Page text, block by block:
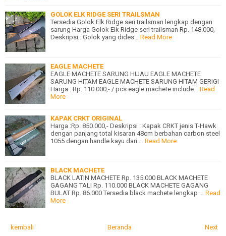
GOLOK ELK RIDGE SERI TRAILSMAN
Tersedia Golok Elk Ridge seri trailsman lengkap dengan
sarung Harga Golok Elk Ridge seri trailsman Rp. 148.000,-
Deskripsi : Golok yang dides… Read More
EAGLE MACHETE
EAGLE MACHETE SARUNG HIJAU EAGLE MACHETE
SARUNG HITAM EAGLE MACHETE SARUNG HITAM GERIGI
Harga : Rp. 110.000,- / pcs eagle machete include… Read
More
KAPAK CRKT ORIGINAL
Harga :Rp. 850.000,- Deskripsi : Kapak CRKT jenis T-Hawk
dengan panjang total kisaran 48cm berbahan carbon steel
1055 dengan handle kayu dari … Read More
BLACK MACHETE
BLACK LATIN MACHETE Rp. 135.000 BLACK MACHETE
GAGANG TALI Rp. 110.000 BLACK MACHETE GAGANG
BULAT Rp. 86.000 Tersedia black machete lengkap … Read
More
kembali Next
Beranda